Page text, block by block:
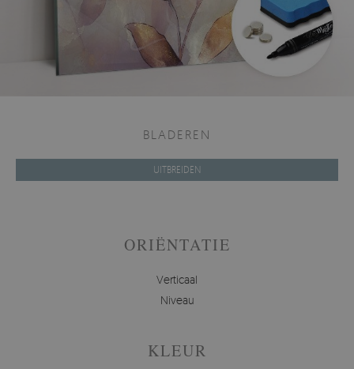
BLADEREN
UITBREIDEN
ORIËNTATIE
Verticaal
Niveau
KLEUR